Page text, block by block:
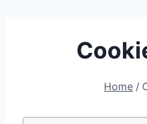
Home /